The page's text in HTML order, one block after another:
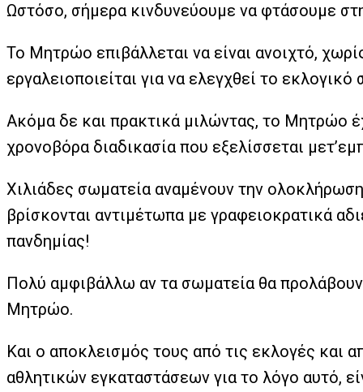
Ωστόσο, σήμερα κινδυνεύουμε να φτάσουμε
Το Μητρώο επιβάλλεται να είναι ανοιχτό,
εργαλειοποιείται για να ελεγχθεί το εκλογικό
Ακόμα δε και πρακτικά μιλώντας, το Μητρώο
χρονοβόρα διαδικασία που εξελίσσεται
Χιλιάδες σωματεία αναμένουν την
βρίσκονται αντιμέτωπα με γραφειοκρατικά
πανδημίας!
Πολύ αμφιβάλλω αν τα σωματεία θα
Μητρώο.
Και ο αποκλεισμός τους από τις εκλογές και
αθλητικών εγκαταστάσεων για το λόγο αυτό,